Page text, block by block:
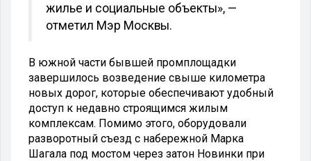
жилье и социальные объекты», —
отметил Мэр Москвы.
В южной части бывшей промплощадки
завершилось возведение свыше километра
новых дорог, которые обеспечивают удобный
доступ к недавно строящимся жилым
комплексам. Помимо этого, оборудовали
разворотный съезд с набережной Марка
Шагала под мостом через затон Новинки при